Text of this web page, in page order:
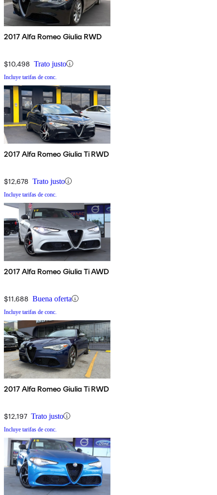
2017 Alfa Romeo Giulia RWD
$10,498 Trato justo
Incluye tarifas de conc.
2017 Alfa Romeo Giulia Ti RWD
$12,678 Trato justo
Incluye tarifas de conc.
2017 Alfa Romeo Giulia Ti AWD
$11,688 Buena oferta
Incluye tarifas de conc.
2017 Alfa Romeo Giulia Ti RWD
$12,197 Trato justo
Incluye tarifas de conc.